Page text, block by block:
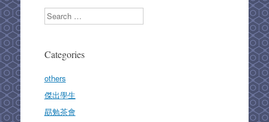
Search
Categories
others
傑出學生
勗勉茶會